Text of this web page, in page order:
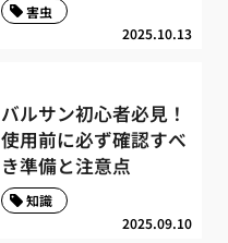
2025.10.13
害虫
バルサン初心者必見！
使用前に必ず確認すべ
き準備と注意点
2025.09.10
知識